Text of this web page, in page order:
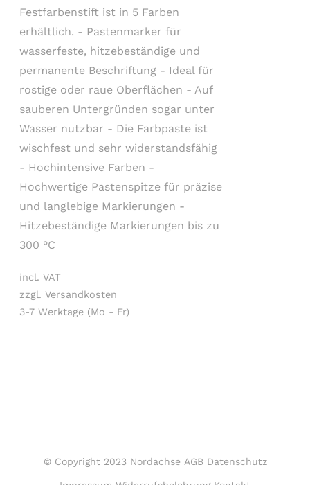
Festfarbenstift ist in 5 Farben
erhältlich. - Pastenmarker für
wasserfeste, hitzebeständige und
permanente Beschriftung - Ideal für
rostige oder raue Oberflächen - Auf
sauberen Untergründen sogar unter
Wasser nutzbar - Die Farbpaste ist
wischfest und sehr widerstandsfähig
- Hochintensive Farben -
Hochwertige Pastenspitze für präzise
und langlebige Markierungen -
Hitzebeständige Markierungen bis zu
300 °C
incl. VAT
zzgl. Versandkosten
3-7 Werktage (Mo - Fr)
© Copyright 2023 Nordachse AGB Datenschutz